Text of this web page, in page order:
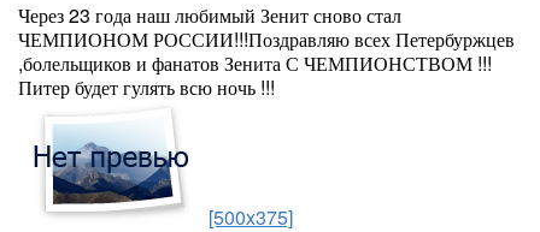
Через 23 года наш любимый Зенит сново стал
ЧЕМПИОНОМ РОССИИ!!!Поздравляю всех Петербуржцев
,болельщиков и фанатов Зенита С ЧЕМПИОНСТВОМ !!!
Питер будет гулять всю ночь !!!
[500x375]